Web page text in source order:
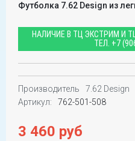
Футболка 7.62 Design из
НАЛИЧИЕ В ТЦ ЭКСТРИМ И
ТЕЛ. +7
Производитель
7.62 Design
Артикул:
762-501-508
3 460 руб